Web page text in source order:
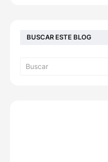
BUSCAR ESTE BLOG